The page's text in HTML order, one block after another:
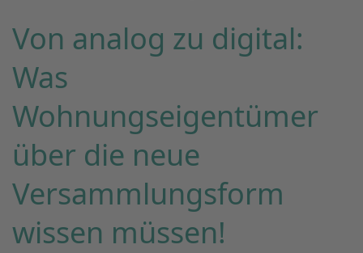
Von analog zu digital:
Was
Wohnungseigentümer
über die neue
Versammlungsform
wissen müssen!